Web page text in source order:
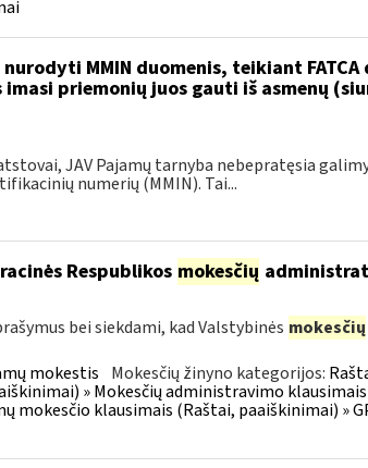
MMIN duomenis, teikiant FATCA
priemonių juos gauti iš asmenų
JAV Pajamų tarnyba nebepratęsia
numerių (MMIN). Tai...
Respublikos mokesčių
bei siekdami, kad Valstybinės mokesčių
mokestis Mokesčių žinyno kategorijos:
» Mokesčių administravimo
mokesčio klausimais (Raštai, paaiškinimai) »